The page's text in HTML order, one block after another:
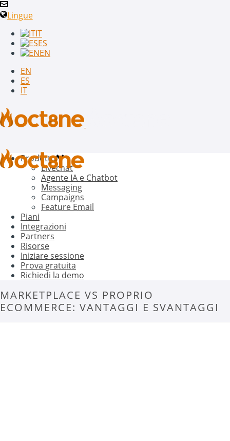
Lingue
IT
ES
EN
EN
ES
IT
Prodotto
Livechat
Agente IA e Chatbot
Messaging
Campaigns
Feature Email
Piani
Integrazioni
Partners
Risorse
Iniziare sessione
Prova gratuita
Richiedi la demo
MARKETPLACE VS PROPRIO
ECOMMERCE: VANTAGGI E SVANTAGGI